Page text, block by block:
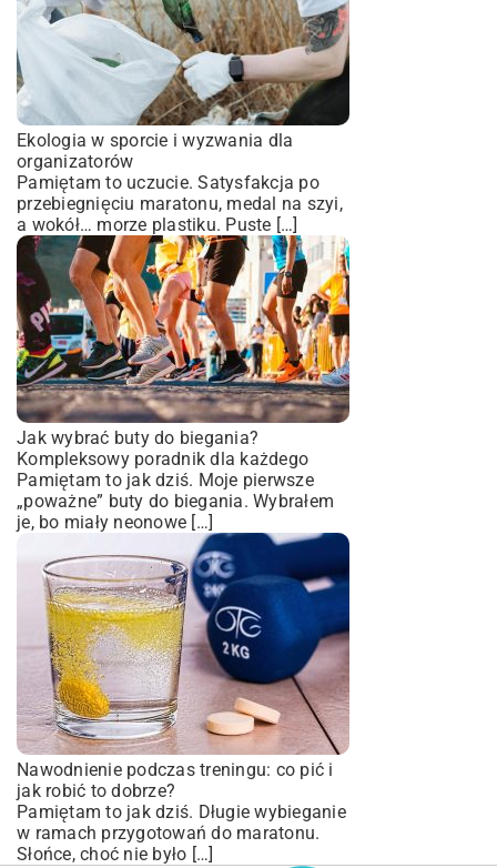
Ekologia w sporcie i wyzwania dla
organizatorów
Pamiętam to uczucie. Satysfakcja po
przebiegnięciu maratonu, medal na szyi,
a wokół… morze plastiku. Puste […]
Jak wybrać buty do biegania?
Kompleksowy poradnik dla każdego
Pamiętam to jak dziś. Moje pierwsze
„poważne” buty do biegania. Wybrałem
je, bo miały neonowe […]
Nawodnienie podczas treningu: co pić i
jak robić to dobrze?
Pamiętam to jak dziś. Długie wybieganie
w ramach przygotowań do maratonu.
Słońce, choć nie było […]